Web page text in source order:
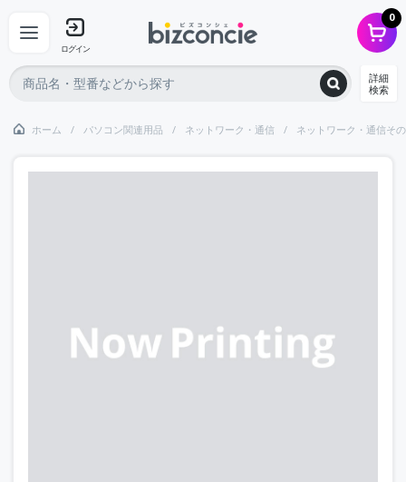
ログイン
0
詳細
検索
ホーム パソコン関連用品 ネットワーク・通信 ネットワーク・通信そ